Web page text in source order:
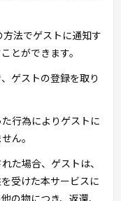
法でゲストに通知す
とができます。
ゲストの登録を取り
行為によりゲストに
ん。
た場合、ゲストは、
受けた本サービスに
の物につき、返還、